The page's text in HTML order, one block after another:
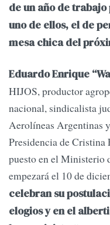
de un año de
uno de ellos, el de
mesa chica del
Eduardo Enrique
HIJOS, productor
nacional, sindicalista
Aerolíneas Argentinas
Presidencia de Cristina
puesto en el Ministerio
empezará el 10 de
celebran su
elogios y en el